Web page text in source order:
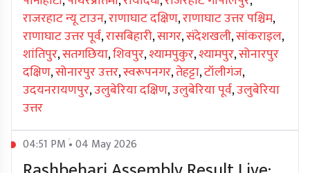
राजरहाट न्यू टाउन,राणाघाट दक्षिण,राणाघाट उत्तर पश्चिम,
राणाघाट उत्तर पूर्व,रासबिहारी,सागर,संदेशखली,सांकराइल,
शांतिपुर,सतगछिया,शिवपुर,श्यामपुकुर,श्यामपुर,सोनारपुर
दक्षिण,सोनारपुर उत्तर,स्वरूपनगर,तेहट्टा,टॉलीगंज,
उदयनरायणपुर,उलुबेरिया दक्षिण,उलुबेरिया पूर्व,उलुबेरिया
उत्तर
04:51 PM • 04 May 2026